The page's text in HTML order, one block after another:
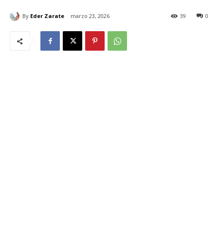
By Eder Zarate marzo 23, 2026 0
39